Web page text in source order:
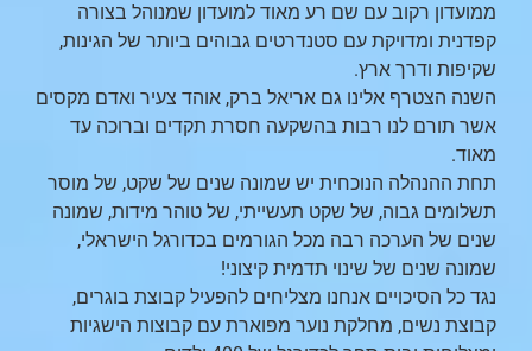
ממועדון רקוב עם שם רע מאוד למועדון שמנוהל בצורה
קפדנית ומדויקת עם סטנדרטים גבוהים ביותר של הגינות,
שקיפות ודרך ארץ.
השנה הצטרף אלינו גם אריאל ברק, אוהד צעיר ואדם מקסים
אשר תורם לנו רבות בהשקעה חסרת תקדים וברוכה עד
מאוד.
תחת ההנהלה הנוכחית יש שמונה שנים של שקט, של מוסר
תשלומים גבוה, של שקט תעשייתי, של טוהר מידות, שמונה
שנים של הערכה רבה מכל הגורמים בכדורגל הישראלי,
שמונה שנים של שינוי תדמית קיצוני!
נגד כל הסיכויים אנחנו מצליחים להפעיל קבוצת בוגרים,
קבוצת נשים, מחלקת נוער מפוארת עם קבוצות הישגיות